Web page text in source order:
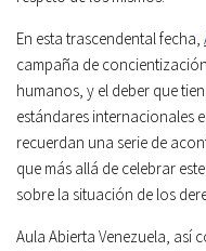
En esta trascendental fecha,
campaña de
humanos, y el deber que
estándares internacionales
recuerdan una serie de
que más allá de celebrar
sobre la situación de los
Aula Abierta Venezuela, así